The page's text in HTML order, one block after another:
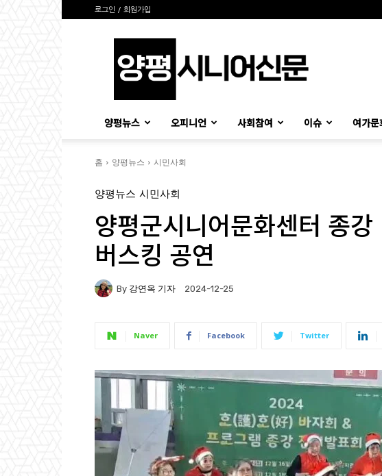
로그인 / 회원가입
시
양평뉴스 오피니언 사회참여 이슈 여가문
홈 양평뉴스 시민사회
양평뉴스 시민사회
양평군시니어문화센터 종
버스킹 공연
By 강연옥 기자 2024-12-25
Naver Facebook Twitter